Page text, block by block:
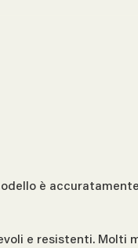
è
e resistenti. Molti